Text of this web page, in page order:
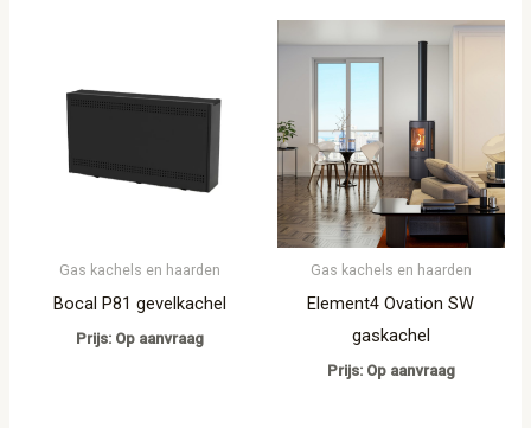
Gas kachels en haarden
Bocal P81 gevelkachel
Prijs: Op aanvraag
Gas kachels en haarden
Element4 Ovation SW
gaskachel
Prijs: Op aanvraag